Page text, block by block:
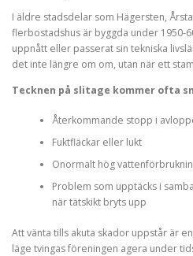
I äldre stadsdelar som Hägersten,
flerbostadshus är byggda under 1950-
uppnått eller passerat sin tekniska
det inte längre om om, utan när ett
Tecknen på slitage kommer ofta
Återkommande stopp i
Fuktfläckar eller lukt
Onormalt hög
Problem som upptäcks i
när tätskikt bryts upp
Att vänta tills akuta skador uppstår är
läge tvingas föreningen agera under